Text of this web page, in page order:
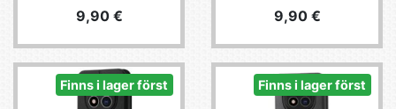
Pris
9,90 € Pris
9,90 €
Finns i lager först Finns i lager först